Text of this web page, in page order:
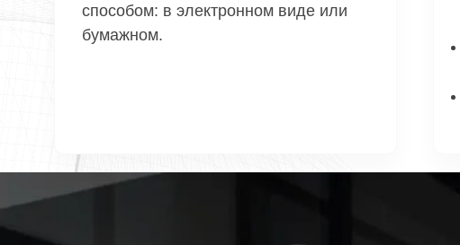
способом: в электронном виде или
бумажном.